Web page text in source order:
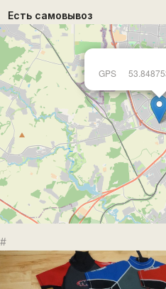
Есть самовывоз
GPS
#